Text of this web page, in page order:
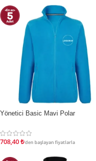
İNDIRIM
Yönetici Basic Mavi Polar
708,40₺'den başlayan fiyatlarla